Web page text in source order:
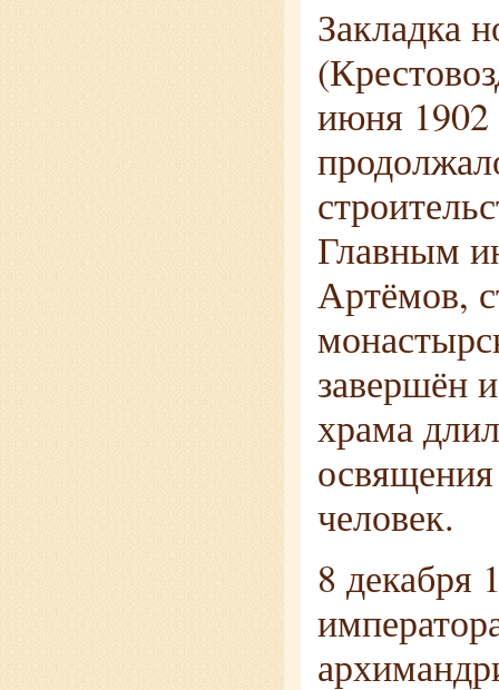
Закладка
июня 1902
Главным
Артёмов,
завершён
храма
человек.
8 декабря